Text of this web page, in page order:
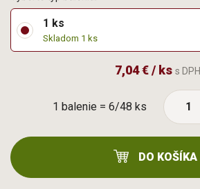
1 balenie = 6/48 ks
1 ks
Skladom 1 ks
7,04 € / ks s DPH
DO KOŠÍKA